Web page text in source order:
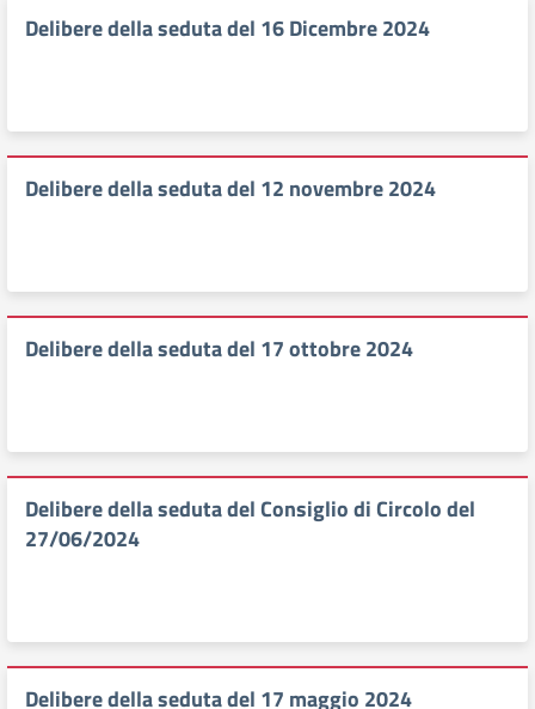
Delibere della seduta del 16 Dicembre 2024
Delibere della seduta del 12 novembre 2024
Delibere della seduta del 17 ottobre 2024
Delibere della seduta del Consiglio di Circolo del
27/06/2024
Delibere della seduta del 17 maggio 2024